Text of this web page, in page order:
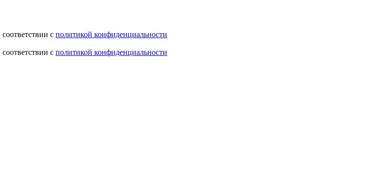
с политикой конфиденциальности
с политикой конфиденциальности